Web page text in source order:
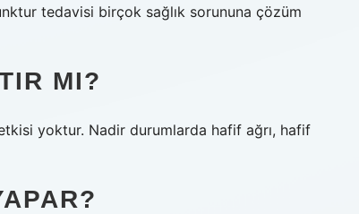
tedavisi birçok sağlık sorununa çözüm
MI?
yoktur. Nadir durumlarda hafif ağrı, hafif